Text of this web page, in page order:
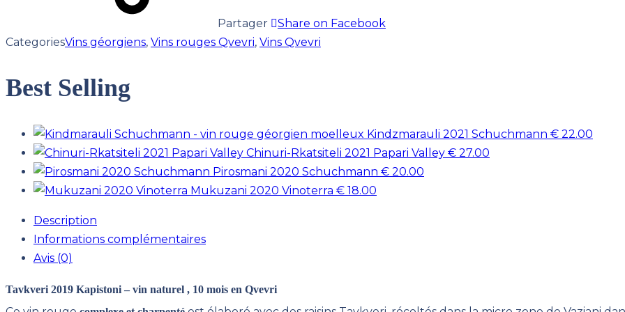
Partager
Share on Facebook
CategoriesVins géorgiens, Vins rouges Qvevri, Vins Qvevri
Best Selling
Kindzmarauli 2021 Schuchmann € 22.00
Chinuri-Rkatsiteli 2021 Papari Valley € 27.00
Pirosmani 2020 Schuchmann € 20.00
Mukuzani 2020 Vinoterra € 18.00
Description
Informations complémentaires
Avis (0)
Tavkveri 2019 Kapistoni – vin naturel , 10 mois en Qvevri